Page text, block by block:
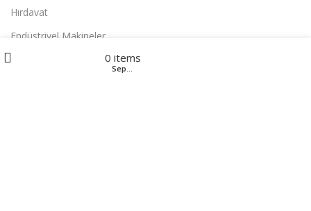
Hırdavat
Endüstriyel Makineler
0 items